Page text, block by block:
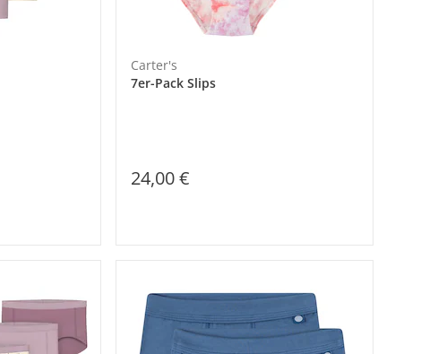
Carter's
7er-Pack Slips
24,00 €